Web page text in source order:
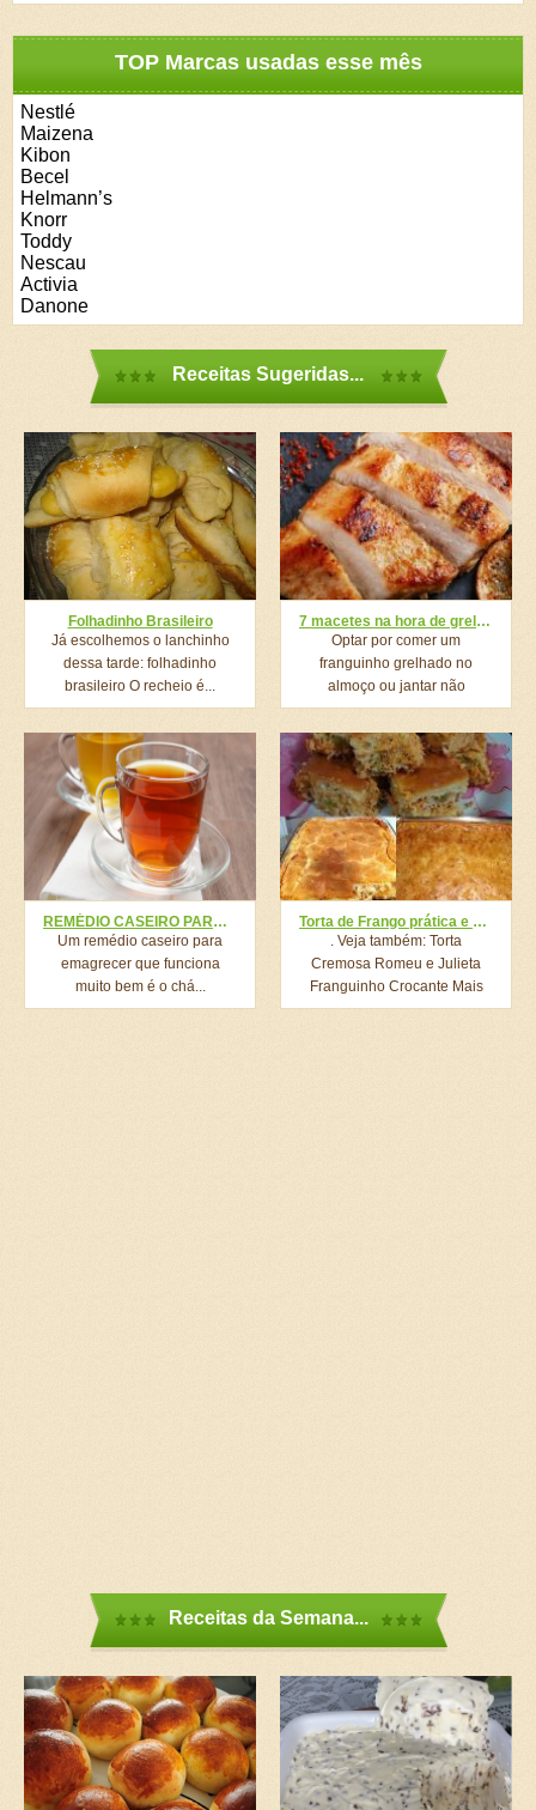
TOP Marcas usadas esse mês
Nestlé
Maizena
Kibon
Becel
Helmann’s
Knorr
Toddy
Nescau
Activia
Danone
Receitas Sugeridas...
Folhadinho Brasileiro
Já escolhemos o lanchinho
dessa tarde: folhadinho
brasileiro O recheio é...
7 macetes na hora de grelhar o frango vão deixar ele muito mais macio e suculento
Optar por comer um
franguinho grelhado no
almoço ou jantar não
significa...
REMÉDIO CASEIRO PARA EMAGRECER
Um remédio caseiro para
emagrecer que funciona
muito bem é o chá...
Torta de Frango prática e deliciosa <3
. Veja também: Torta
Cremosa Romeu e Julieta
Franguinho Crocante Mais
Fácil...
Receitas da Semana...